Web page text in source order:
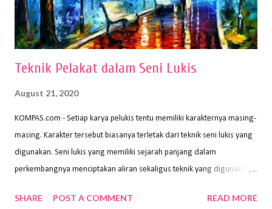
menggunakan pen...
Teknik Pelakat dalam Seni Lukis
August 21, 2020
KOMPAS.com - Setiap karya pelukis tentu memiliki karakternya masing-
masing. Karakter tersebut biasanya terletak dari teknik seni lukis yang
digunakan. Seni lukis yang memiliki sejarah panjang dalam
perkembangnya menciptakan aliran sekaligus teknik yang digunakan.
Wayan Kun Adnyana, teknik yang berbeda tentunya akan
SHARE POST A COMMENT READ MORE